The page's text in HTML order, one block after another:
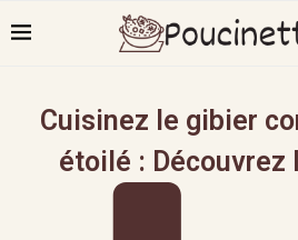
Cuisinez le gibier
étoilé : Découvrez